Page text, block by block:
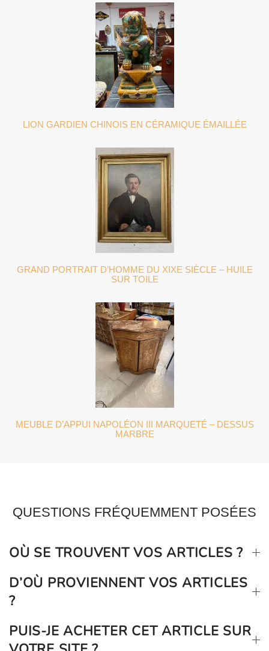
LION GARDIEN CHINOIS EN CÉRAMIQUE ÉMAILLÉE
GRAND PORTRAIT D’HOMME DU XIXE SIÈCLE – HUILE
SUR TOILE
MEUBLE D’APPUI NAPOLÉON III MARQUETÉ – DESSUS
MARBRE
QUESTIONS FRÉQUEMMENT POSÉES
OÙ SE TROUVENT VOS ARTICLES ?
D’OÙ PROVIENNENT VOS ARTICLES
?
PUIS-JE ACHETER CET ARTICLE SUR